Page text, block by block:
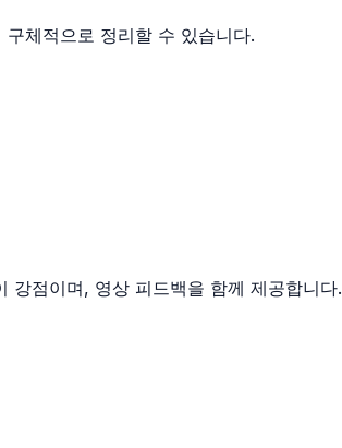
체적으로 정리할 수 있습니다.
강점이며, 영상 피드백을 함께 제공합니다.